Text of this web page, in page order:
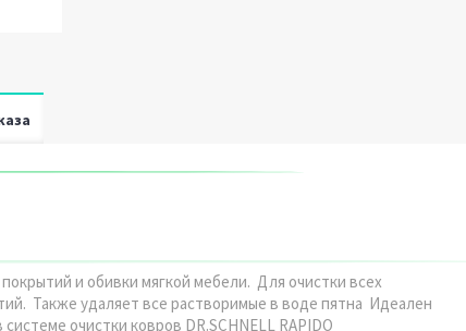
и обивки мягкой мебели. Для очистки всех
Также удаляет все растворимые в воде пятна Идеален
очистки ковров DR.SCHNELL RAPIDO